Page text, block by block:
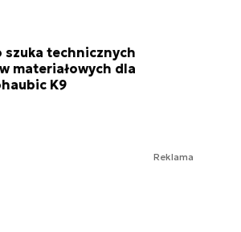
szuka technicznych
materiałowych dla
K9
Reklama